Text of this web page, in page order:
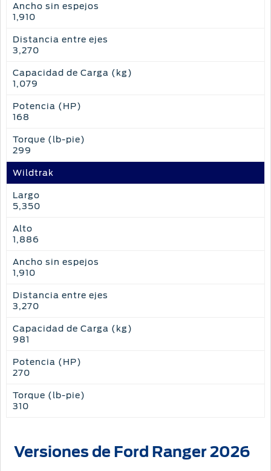
Ancho sin espejos
1,910
Distancia entre ejes
3,270
Capacidad de Carga (kg)
1,079
Potencia (HP)
168
Torque (lb-pie)
299
Wildtrak
Largo
5,350
Alto
1,886
Ancho sin espejos
1,910
Distancia entre ejes
3,270
Capacidad de Carga (kg)
981
Potencia (HP)
270
Torque (lb-pie)
310
Versiones de Ford Ranger 2026